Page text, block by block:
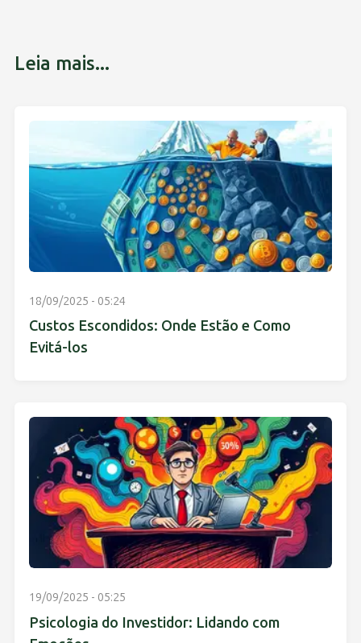
Leia mais...
18/09/2025 - 05:24
Custos Escondidos: Onde Estão e Como
Evitá-los
19/09/2025 - 05:25
Psicologia do Investidor: Lidando com